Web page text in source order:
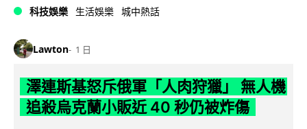
科技娛樂 生活娛樂 城中熱話
Lawton 1 日
澤連斯基怒斥俄軍「人肉狩獵」 無人機
追殺烏克蘭小販近 40 秒仍被炸傷